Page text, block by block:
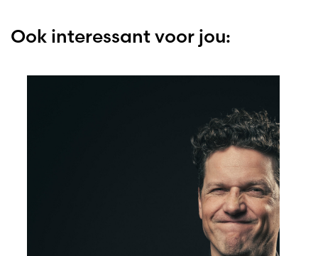
Ook interessant voor jou: